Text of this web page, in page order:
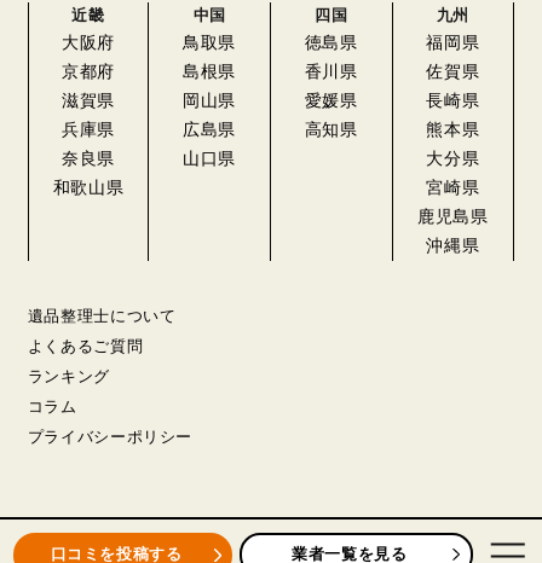
口コミを投稿する 業者一覧を見る
近畿
大阪府
京都府
滋賀県
兵庫県
奈良県
和歌山県
中国
鳥取県
島根県
岡山県
広島県
山口県
四国
徳島県
香川県
愛媛県
高知県
九州
福岡県
佐賀県
長崎県
熊本県
大分県
宮崎県
鹿児島県
沖縄県
遺品整理士について
よくあるご質問
ランキング
コラム
プライバシーポリシー